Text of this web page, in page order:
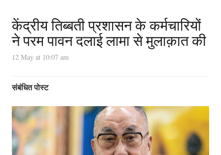
केंद्रीय तिब्बती प्रशासन के कर्मचारियों
ने परम पावन दलाई लामा से मुलाक़ात की
12 May at 10:07 am
संबंधित पोस्ट